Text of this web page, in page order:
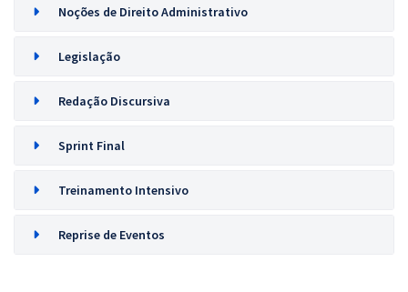
Noções de Direito Administrativo
Legislação
Redação Discursiva
Sprint Final
Treinamento Intensivo
Reprise de Eventos